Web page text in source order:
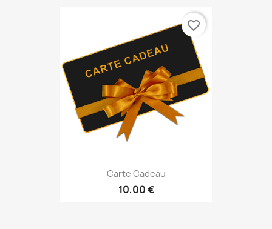
Carte Cadeau
10,00 €
favorite_border